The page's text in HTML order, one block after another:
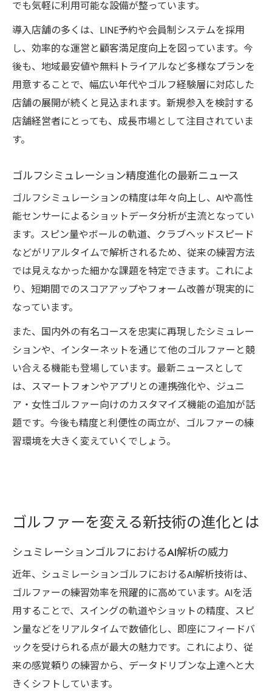
でも気軽に利用可能な設備が整っています。
導入店舗の多くは、LINE予約や会員制システムを採用
し、効率的な運営と顧客満足度向上を図っています。今
後も、地域最安値や無料トライアルなど多様なプランを
用意することで、幅広い年代やゴルフ経験層に対応した
店舗の展開が続くと見込まれます。新規参入を検討する
店舗経営者にとっても、成長市場として注目されていま
す。
ゴルフシミュレーション精度進化の最新ニュース
ゴルフシミュレーションの精度は年々向上し、AIや高性
能センサーによるショットデータ分析が主流となってい
ます。スピン量やボールの軌道、クラブヘッドスピード
などがリアルタイムで解析されるため、従来の練習方法
では見えなかった細かな課題を特定できます。これによ
り、短期間でのスコアアップやフォーム改善が現実的に
なっています。
また、国内外の有名コースを忠実に再現したシミュレー
ションや、インターネットを通じて他のゴルファーと競
い合える機能も登場しています。最新ニュースとして
は、スマートフォンやアプリとの連携強化や、ジュニ
ア・女性ゴルファー向けのカスタマイズ機能の追加が話
題です。今後も精度と利便性の両立が、ゴルファーの練
習環境を大きく変えていくでしょう。
ゴルファーを変える新技術の進化とは
シュミレーションゴルフにおけるAI解析の威力
近年、シュミレーションゴルフにおけるAI解析技術は、
ゴルファーの練習効率を飛躍的に高めています。AIを活
用することで、スイングの軌道やショットの精度、スピ
ン量などをリアルタイムで数値化し、即座にフィードバ
ックを受けられる点が最大の魅力です。これにより、従
来の感覚頼りの練習から、データドリブンな上達へと大
きくシフトしています。